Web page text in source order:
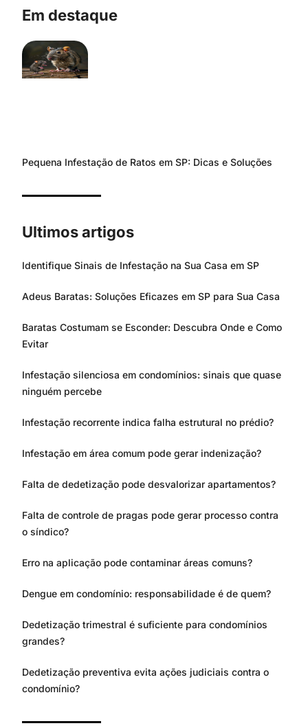
Em destaque
Pequena Infestação de Ratos em SP: Dicas e Soluções
Ultimos artigos
Identifique Sinais de Infestação na Sua Casa em SP
Adeus Baratas: Soluções Eficazes em SP para Sua Casa
Baratas Costumam se Esconder: Descubra Onde e Como
Evitar
Infestação silenciosa em condomínios: sinais que quase
ninguém percebe
Infestação recorrente indica falha estrutural no prédio?
Infestação em área comum pode gerar indenização?
Falta de dedetização pode desvalorizar apartamentos?
Falta de controle de pragas pode gerar processo contra
o síndico?
Erro na aplicação pode contaminar áreas comuns?
Dengue em condomínio: responsabilidade é de quem?
Dedetização trimestral é suficiente para condomínios
grandes?
Dedetização preventiva evita ações judiciais contra o
condomínio?